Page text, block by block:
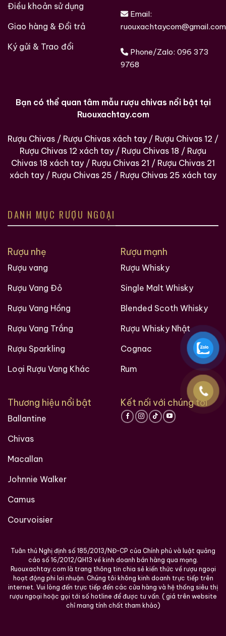
Điều khoản sử dụng
Giao hàng & Đổi trả
Ký gửi & Trao đổi
Email:
ruouxachtaycom@gmail.com
Phone/Zalo: 096 373
9768
Bạn có thể quan tâm mẫu rượu chivas nổi bật tại
Ruouxachtay.com
Rượu Chivas / Rượu Chivas xách tay / Rượu Chivas 12 /
Rượu Chivas 12 xách tay / Rượu Chivas 18 / Rượu
Chivas 18 xách tay / Rượu Chivas 21 / Rượu Chivas 21
xách tay / Rượu Chivas 25 / Rượu Chivas 25 xách tay
DANH MỤC RƯỢU NGOẠI
Rượu nhẹ
Rượu vang
Rượu Vang Đỏ
Rượu Vang Hồng
Rượu Vang Trắng
Rượu Sparkling
Loại Rượu Vang Khác
Rượu mạnh
Rượu Whisky
Single Malt Whisky
Blended Scoth Whisky
Rượu Whisky Nhật
Cognac
Rum
Thương hiệu nổi bật
Ballantine
Chivas
Macallan
Johnnie Walker
Camus
Courvoisier
Kết nối với chúng tôi
Tuân thủ Nghị định số 185/2013/NĐ-CP của Chính phủ và luật quảng
cáo số 16/2012/QH13 về kinh doanh bán hàng qua mạng.
Ruouxachtay.com là trang thông tin chia sẻ kiến thức về rượu ngoại
hoạt động phi lơi nhuận. Chúng tôi không kinh doanh trực tiếp trên
internet. Vui lòng đến trực tiếp đến các cửa hàng và hệ thống siêu thị
rượu ngoại hoặc gọi tới số hotline để được tư vấn. ( giá trên website
chỉ mang tính chất tham khảo)